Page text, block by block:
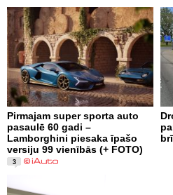
Pirmajam super sporta auto
pasaulē 60 gadi –
Lamborghini piesaka īpašo
versiju 99 vienībās (+ FOTO)
3